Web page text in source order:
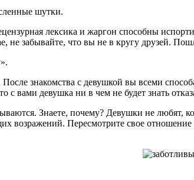
шутки.
лексика и жаргон способны
не забывайте, что вы не в кругу друзей.
знакомства с девушкой вы всеми
с вами девушка ни в чем не будет знать
Знаете, почему? Девушки не любят,
возражений. Пересмотрите свое